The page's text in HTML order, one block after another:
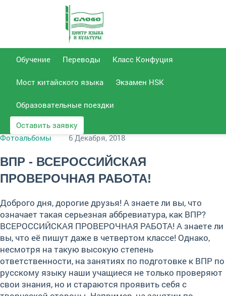
Позвонить
образования
+7 (8452) 51-14-
Отдел переводов
59
Обучение Переводы Класс Конфуция
Мост китайского языка Экзамен HSK
Образовательные поездки
Оставить заявку
Фотоальбомы
6 Декабря, 2018
ВПР - ВСЕРОССИЙСКАЯ
ПРОВЕРОЧНАЯ РАБОТА!
Доброго дня, дорогие друзья! А знаете ли вы, что
означает такая серьезная аббревиатура, как ВПР?
ВСЕРОССИЙСКАЯ ПРОВЕРОЧНАЯ РАБОТА! А знаете ли
вы, что её пишут даже в четвертом классе! Однако,
несмотря на такую высокую степень
ответственности, на занятиях по подготовке к ВПР по
русскому языку наши учащиеся не только проверяют
свои знания, но и стараются проявить себя с